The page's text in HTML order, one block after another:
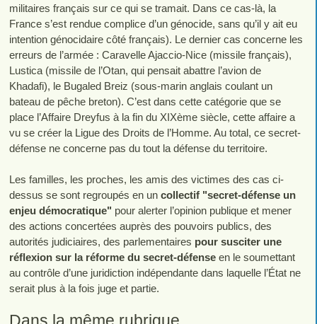
militaires français sur ce qui se tramait. Dans ce cas-là, la
France s’est rendue complice d’un génocide, sans qu’il y ait eu
intention génocidaire côté français). Le dernier cas concerne les
erreurs de l’armée : Caravelle Ajaccio-Nice (missile français),
Lustica (missile de l’Otan, qui pensait abattre l’avion de
Khadafi), le Bugaled Breiz (sous-marin anglais coulant un
bateau de pêche breton). C’est dans cette catégorie que se
place l’Affaire Dreyfus à la fin du XIXème siècle, cette affaire a
vu se créer la Ligue des Droits de l’Homme. Au total, ce secret-
défense ne concerne pas du tout la défense du territoire.
Les familles, les proches, les amis des victimes des cas ci-
dessus se sont regroupés en un collectif "secret-défense un
enjeu démocratique" pour alerter l’opinion publique et mener
des actions concertées auprès des pouvoirs publics, des
autorités judiciaires, des parlementaires pour susciter une
réflexion sur la réforme du secret-défenseen le soumettant
au contrôle d’une juridiction indépendante dans laquelle l’État ne
serait plus à la fois juge et partie.